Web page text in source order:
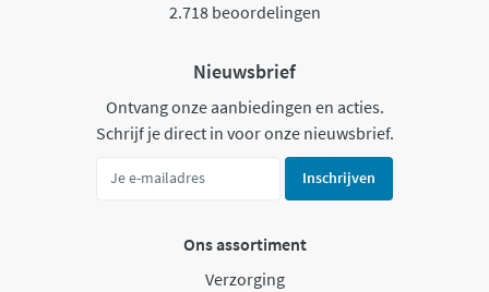
2.718 beoordelingen
Nieuwsbrief
Ontvang onze aanbiedingen en acties.
Schrijf je direct in voor onze nieuwsbrief.
Inschrijven
Ons assortiment
Verzorging